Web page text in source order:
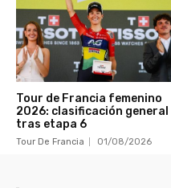
Tour de Francia femenino
2026: clasificación general
tras etapa 6
Tour De Francia 01/08/2026